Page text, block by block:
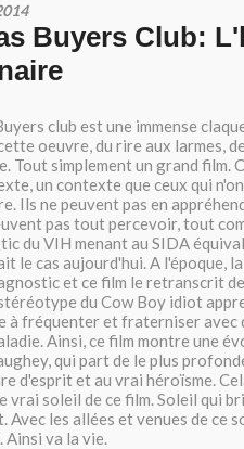
Buyers Club:
club est une immense
oeuvre, du rire aux larmes,
Tout simplement un grand film.
un contexte que ceux qui
Ils ne peuvent pas en
pas tout percevoir, tout
du VIH menant au SIDA
le cas aujourd'hui. A l'époque,
et ce film le retranscrit
du Cow Boy idiot
à fréquenter et fraterniser avec
Ainsi, ce film montre une
qui part de le plus
d'esprit et au vrai héroïsme.
vrai soleil de ce film. Soleil qui
Avec les allées et venues de ce
Ainsi va la vie.